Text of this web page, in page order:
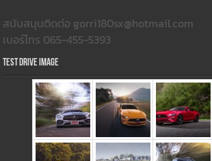
สนับสนุนติดต่อ gorri180sx@hotmail.com
เบอร์โทร 065-455-5393
Test Drive Image